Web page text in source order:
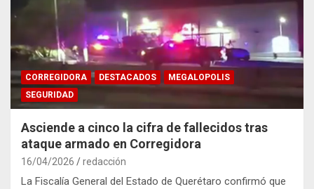
CORREGIDORA DESTACADOS
MEGALOPOLIS
SEGURIDAD
Asciende a cinco la cifra de fallecidos tras
ataque armado en Corregidora
16/04/2026 redacción
La Fiscalía General del Estado de Querétaro confirmó que